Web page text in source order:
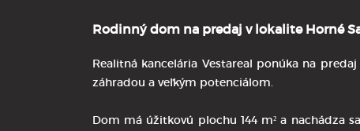
Rodinný dom na predaj v lokalite Horné
Realitná kancelária Vestareal ponúka na
záhradou a veľkým potenciálom.
Dom má úžitkovú plochu 144 m² a nachádza